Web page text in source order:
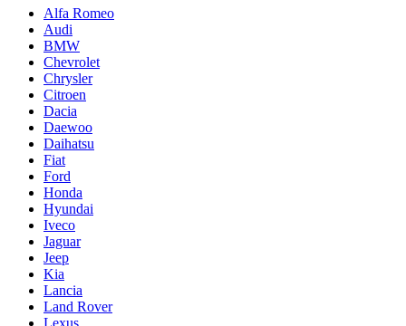
Alfa Romeo
Audi
BMW
Chevrolet
Chrysler
Citroen
Dacia
Daewoo
Daihatsu
Fiat
Ford
Honda
Hyundai
Iveco
Jaguar
Jeep
Kia
Lancia
Land Rover
Lexus